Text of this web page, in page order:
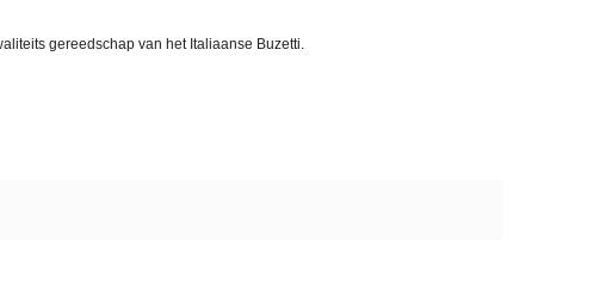
gereedschap van het Italiaanse Buzetti.